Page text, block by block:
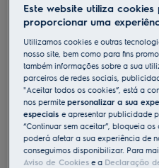
instalação Série
10.5 kg
Ficha de informação do produto
Benefícios
Cargas completas prontas em 45
Lave uma carga completa de
FullWash45'.
A AI WashAssist reduz o tempo,
30%*.
Este website utiliza cookies
proporcionar uma
Utilizamos cookies e outras
nosso site, bem como para fins
também informações sobre a sua
parceiros de redes sociais,
"Aceitar todos os cookies”, está a
nos permitepersonalizar a sua
especiaise apresentar publicidade
“Continuar sem aceitar”, bloqueia
poderá afetar a sua experiência de
conseguimos disponibilizar. Para
Aviso de Cookies e a Declaração